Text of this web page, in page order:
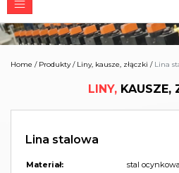
Home / Produkty/ Liny, kausze, złączki / Lina
LINY, KAUSZE,
Lina stalowa
Materiał:
stal